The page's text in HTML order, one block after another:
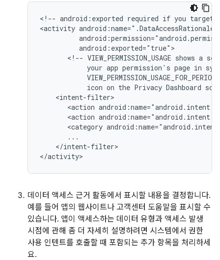
<!-- android:exported required if you target
<activity
<!-- VIEW_PERMISSION_USAGE shows a
your app permission's page in
VIEW_PERMISSION_USAGE_FOR_PERIOD
icon on the Privacy Dashboard
<action
<action
<category
</intent-filter>
</activity>
데이터 액세스 근거 활동에서 표시할 내용을 결정합니다.
예를 들어 앱의 웹사이트나 고객센터 도움말을 표시할 수
있습니다. 앱이 액세스하는 데이터 유형과 액세스 발생
시점에 관해 좀 더 자세히 설명하려면 시스템에서 권한
사용 인텐트를 호출할 때 포함되는 추가 항목을 처리하세
요.